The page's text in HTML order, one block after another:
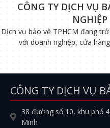
CÔNG TY DỊCH VỤ
Dịch vụ bảo vệ TPHCM đang
với doanh nghiệp, cửa
CÔNG TY DỊCH VỤ
38 đường số 10, khu phố
Minh